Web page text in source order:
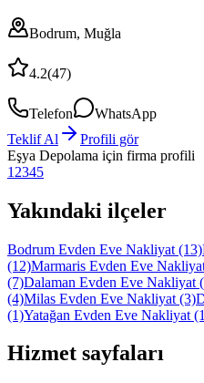
Bodrum, Muğla
4.2(47)
Telefon
WhatsApp
Teklif Al
Profili gör
Eşya Depolama için firma profili
1 2345
Yakındaki ilçeler
Bodrum Evden Eve Nakliyat (13)
(12)Marmaris Evden Eve
(7)Dalaman Evden Eve Nakliyat
(4)Milas Evden Eve Nakliyat (3)
(1)Yatağan Evden Eve Nakliyat
Hizmet sayfaları